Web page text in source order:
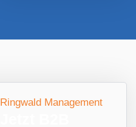
Ringwald Management